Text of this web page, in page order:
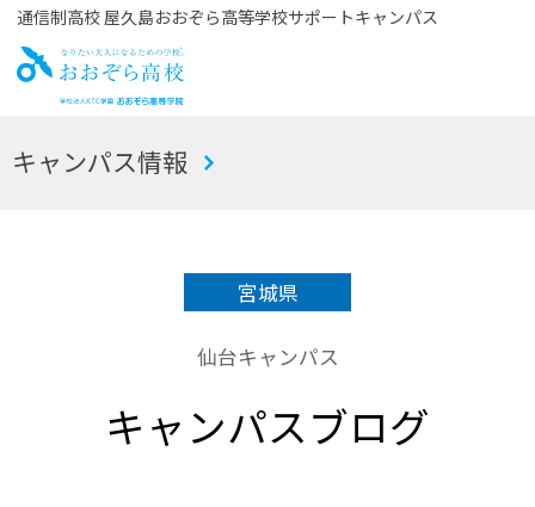
通信制高校 屋久島おおぞら高等学校サポートキャンパス
お
キャンパス情報
宮城県
仙台キャンパス
キャンパスブログ